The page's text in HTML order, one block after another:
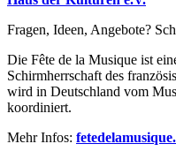
Fragen, Ideen, Angebote?
Die Fête de la Musique ist
Schirmherrschaft des
wird in Deutschland vom
koordiniert.
Mehr Infos: